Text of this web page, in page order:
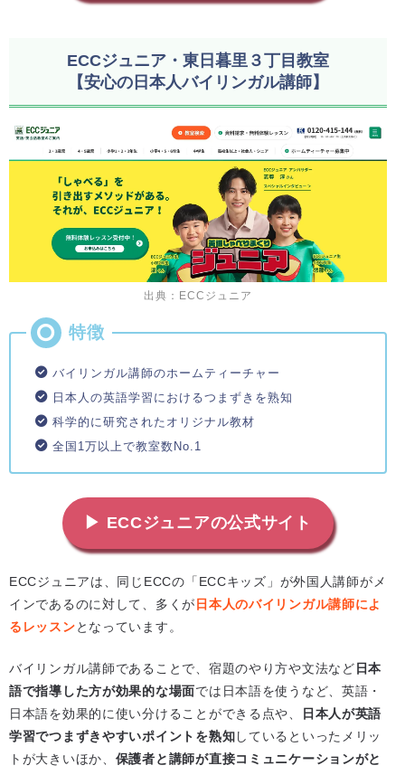
ECCジュニア・東日暮里３丁目教室
【安心の日本人バイリンガル講師】
出典：ECCジュニア
バイリンガル講師のホームティーチャー
日本人の英語学習におけるつまずきを熟知
科学的に研究されたオリジナル教材
全国1万以上で教室数No.1
▶ ECCジュニアの公式サイト
ECCジュニアは、同じECCの「ECCキッズ」が外国人講師がメ
インであるのに対して、多くが 日本人のバイリンガル講師によ
るレッスンとなっています。
バイリンガル講師であることで、宿題のやり方や文法など 日本
語で指導した方が効果的な場面では日本語を使うなど、英語・
日本語を効果的に使い分けることができる点や、
日本人が英語
学習でつまずきやすいポイントを熟知しているといったメリッ
トが大きいほか、 保護者と講師が直接コミュニケーションがと